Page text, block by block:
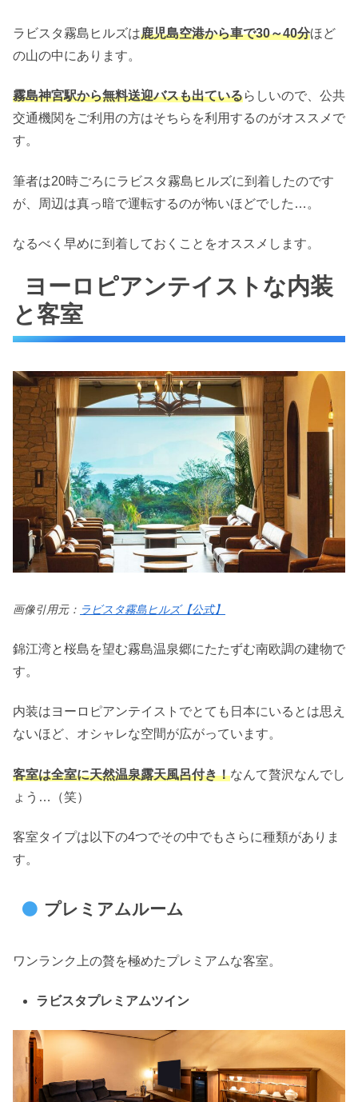
ラビスタ霧島ヒルズは鹿児島空港から車で30～40分ほど
の山の中にあります。
霧島神宮駅から無料送迎バスも出ているらしいので、公共
交通機関をご利用の方はそちらを利用するのがオススメで
す。
筆者は20時ごろにラビスタ霧島ヒルズに到着したのです
が、周辺は真っ暗で運転するのが怖いほどでした…。
なるべく早めに到着しておくことをオススメします。
ヨーロピアンテイストな内装
と客室
画像引用元： ラビスタ霧島ヒルズ【公式】
錦江湾と桜島を望む霧島温泉郷にたたずむ南欧調の建物で
す。
内装はヨーロピアンテイストでとても日本にいるとは思え
ないほど、オシャレな空間が広がっています。
客室は全室に天然温泉露天風呂付き！なんて贅沢なんでし
ょう…（笑）
客室タイプは以下の4つでその中でもさらに種類がありま
す。
プレミアムルーム
ワンランク上の贅を極めたプレミアムな客室。
ラビスタプレミアムツイン